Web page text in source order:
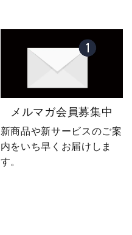
メルマガ会員募集中
新商品や新サービスのご案
内をいち早くお届けしま
す。